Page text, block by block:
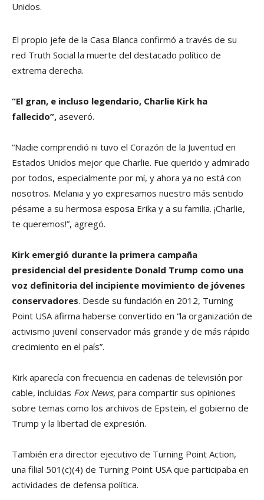
Unidos.
El propio jefe de la Casa Blanca confirmó a través de su
red Truth Social la muerte del destacado político de
extrema derecha.
“El gran, e incluso legendario, Charlie Kirk ha
fallecido”, aseveró.
“Nadie comprendió ni tuvo el Corazón de la Juventud en
Estados Unidos mejor que Charlie. Fue querido y admirado
por todos, especialmente por mí, y ahora ya no está con
nosotros. Melania y yo expresamos nuestro más sentido
pésame a su hermosa esposa Erika y a su familia. ¡Charlie,
te queremos!”, agregó.
Kirk emergió durante la primera campaña
presidencial del presidente Donald Trump como una
voz definitoria del incipiente movimiento de jóvenes
conservadores. Desde su fundación en 2012, Turning
Point USA afirma haberse convertido en “la organización de
activismo juvenil conservador más grande y de más rápido
crecimiento en el país”.
Kirk aparecía con frecuencia en cadenas de televisión por
cable, incluidas Fox News, para compartir sus opiniones
sobre temas como los archivos de Epstein, el gobierno de
Trump y la libertad de expresión.
También era director ejecutivo de Turning Point Action,
una filial 501(c)(4) de Turning Point USA que participaba en
actividades de defensa política.